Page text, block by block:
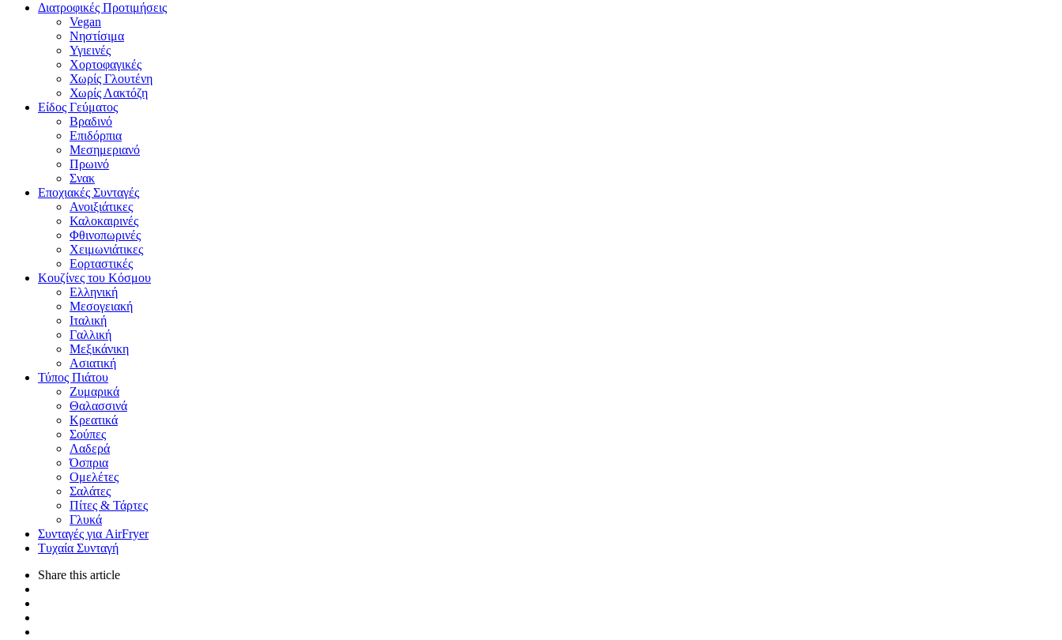
Διατροφικές Προτιμήσεις
Vegan
Νηστίσιμα
Υγιεινές
Χορτοφαγικές
Χωρίς Γλουτένη
Χωρίς Λακτόζη
Είδος Γεύματος
Βραδινό
Επιδόρπια
Μεσημεριανό
Πρωινό
Σνακ
Εποχιακές Συνταγές
Ανοιξιάτικες
Καλοκαιρινές
Φθινοπωρινές
Χειμωνιάτικες
Εορταστικές
Κουζίνες του Κόσμου
Ελληνική
Μεσογειακή
Ιταλική
Γαλλική
Μεξικάνικη
Ασιατική
Τύπος Πιάτου
Ζυμαρικά
Θαλασσινά
Κρεατικά
Σούπες
Λαδερά
Όσπρια
Ομελέτες
Σαλάτες
Πίτες & Τάρτες
Γλυκά
Συνταγές για AirFryer
Τυχαία Συνταγή
Share this article